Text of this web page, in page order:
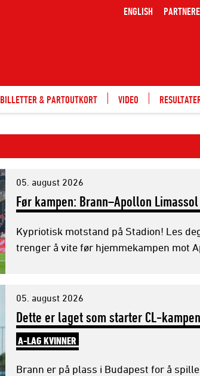
ENGLISH PARTNERE
BILLETTER & PARTOUTKORT VIDEO
05. august 2026
Før kampen: Brann–Apollon Limassol
Kypriotisk motstand på Stadion! Les
trenger å vite før hjemmekampen mot
05. august 2026
Dette er laget som starter CL-
A-LAG KVINNER
Brann er på plass i Budapest for å